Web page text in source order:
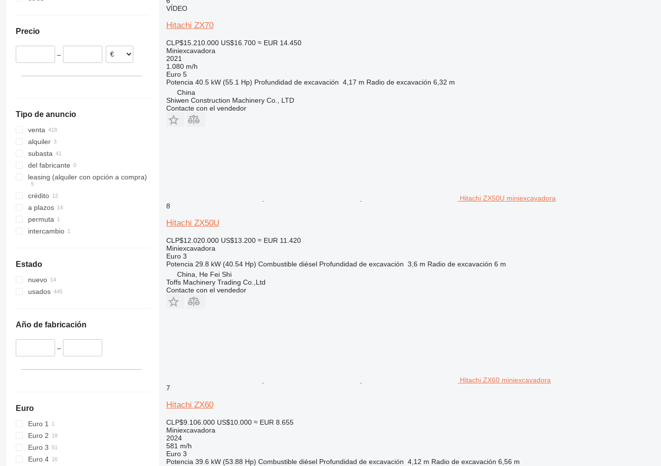
ZX75
ZX120
8045
8050
8085
JS
España
Francia
México
Camerún
Precio
–
Tipo de anuncio
venta
alquiler
subasta
del fabricante
leasing (alquiler con opción a compra)
crédito
a plazos
permuta
intercambio
Estado
nuevo
usados
Año de fabricación
–
Euro
Euro 1
Euro 2
Euro 3
Euro 4
VÍDEO
Hitachi ZX70
CLP$15.210.000 US$16.700 ≈ EUR 14.450
Miniexcavadora
2021
1.080 m/h
Euro 5
Potencia 40.5 kW (55.1 Hp) Profundidad de excavación 4,17 m Radio de excavación 6,32 m
China
Shiwen Construction Machinery Co., LTD
Contacte con el vendedor
Hitachi ZX50U miniexcavadora
8
Hitachi ZX50U
CLP$12.020.000 US$13.200 ≈ EUR 11.420
Miniexcavadora
Euro 3
Potencia 29.8 kW (40.54 Hp) Combustible diésel Profundidad de excavación 3,6 m Radio de excavación 6 m
China, He Fei Shi
Toffs Machinery Trading Co.,Ltd
Contacte con el vendedor
Hitachi ZX60 miniexcavadora
7
Hitachi ZX60
CLP$9.106.000 US$10.000 ≈ EUR 8.655
Miniexcavadora
2024
581 m/h
Euro 3
Potencia 39.6 kW (53.88 Hp) Combustible diésel Profundidad de excavación 4,12 m Radio de excavación 6,56 m